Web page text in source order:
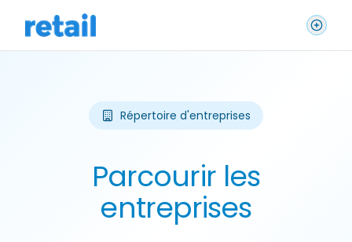
Répertoire d'entreprises
Parcourir les
entreprises